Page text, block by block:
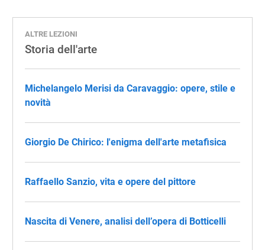
ALTRE LEZIONI
Storia dell'arte
Michelangelo Merisi da Caravaggio: opere, stile e
novità
Giorgio De Chirico: l'enigma dell'arte metafisica
Raffaello Sanzio, vita e opere del pittore
Nascita di Venere, analisi dell’opera di Botticelli